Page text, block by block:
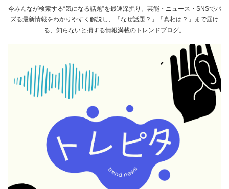
今みんなが検索する“気になる話題”を最速深掘り。芸能・ニュース・SNSでバ
ズる最新情報をわかりやすく解説し、「なぜ話題？」「真相は？」まで届け
る、知らないと損する情報満載のトレンドブログ。